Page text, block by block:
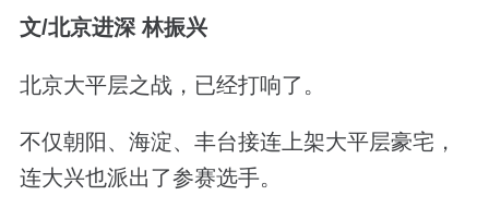
文/北京进深 林振兴
北京大平层之战，已经打响了。
不仅朝阳、海淀、丰台接连上架大平层豪宅，
连大兴也派出了参赛选手。